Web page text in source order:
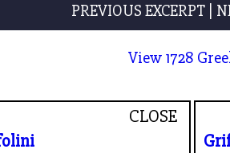
PREVIOUS EXCERPT
View 1728
CLOSE